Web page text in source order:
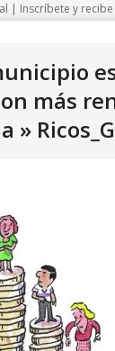
| Inscríbete y
más
»